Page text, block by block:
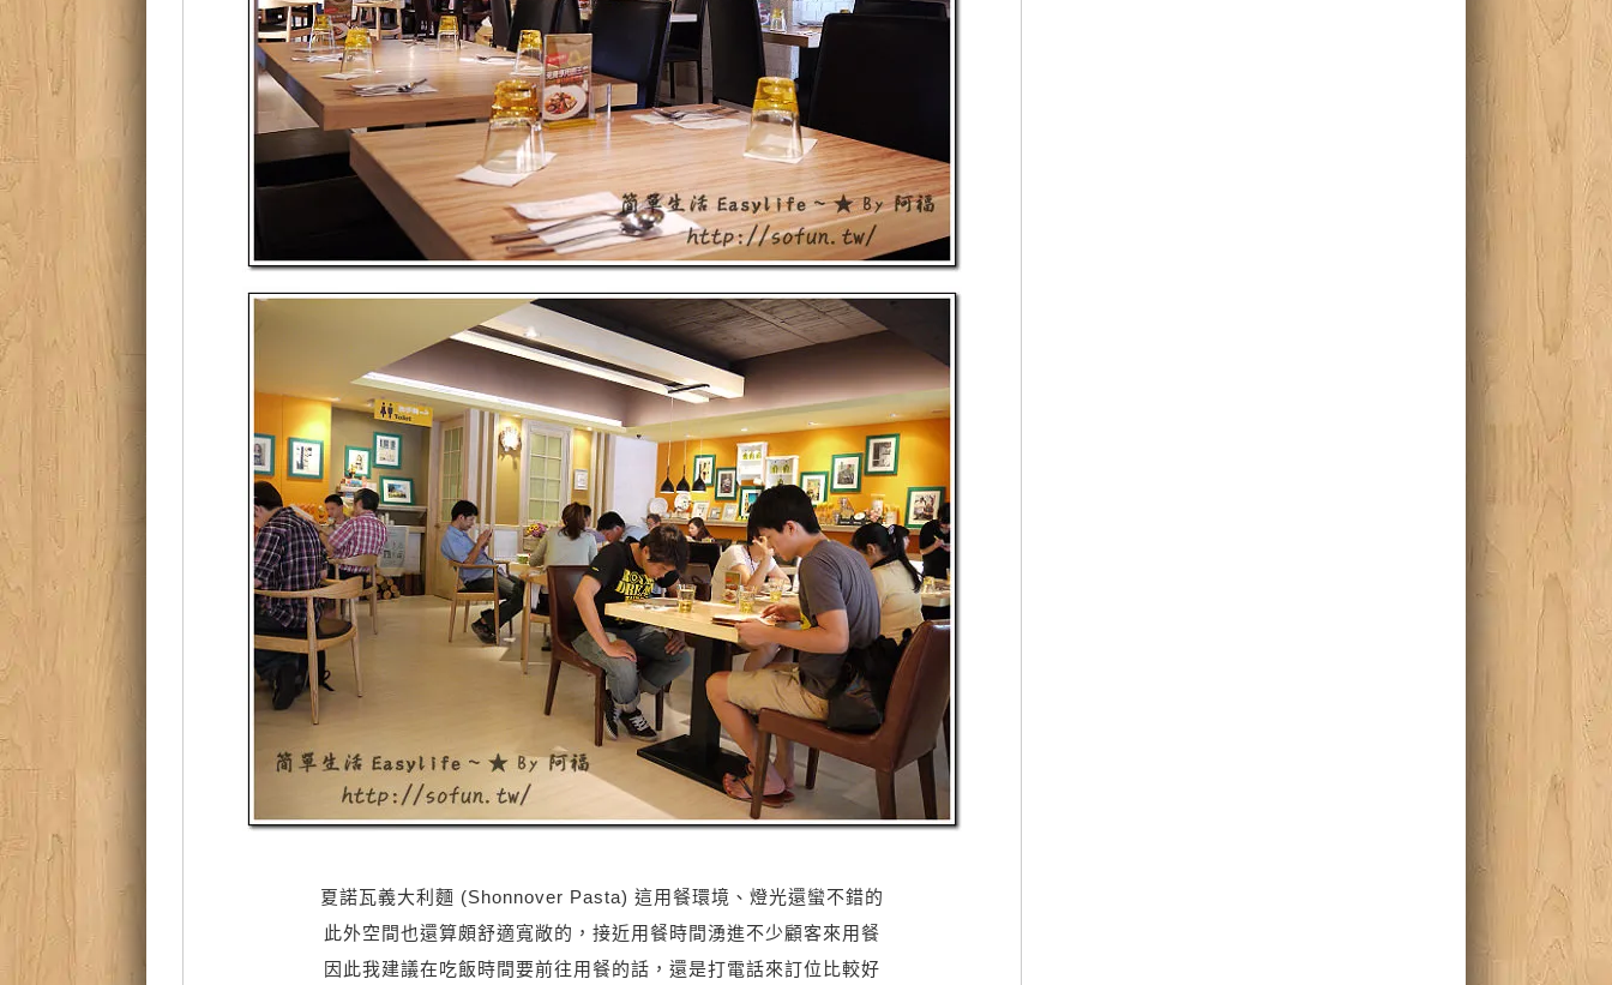
夏諾瓦義大利麵 (Shonnover Pasta) 這用餐環境、燈光還蠻不錯的
此外空間也還算頗舒適寬敞的，接近用餐時間湧進不少顧客來用餐
因此我建議在吃飯時間要前往用餐的話，還是打電話來訂位比較好